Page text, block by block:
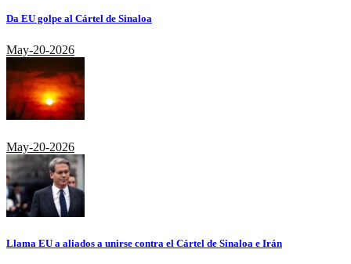
Da EU golpe al Cártel de Sinaloa
May-20-2026
May-20-2026
Llama EU a aliados a unirse contra el Cártel de Sinaloa e Irán